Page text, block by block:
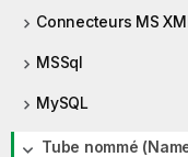
Connecteurs MS
MSSql
MySQL
Tube nommé